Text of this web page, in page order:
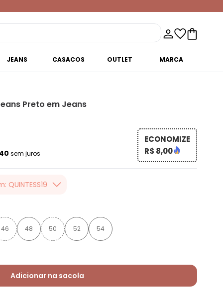
JEANS CASACOS OUTLET MARCA
Preto em Jeans
sem juros
ECONOMIZE
R$ 8,00
QUINTESS19
valor, usando o
toda loja Quintess,
46 48 50 52 54
Adicionar na sacola